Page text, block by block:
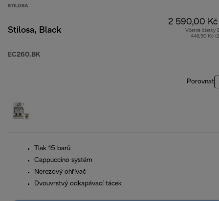
STILOSA
Stilosa, Black
EC260.BK
2 590,00 Kč
Včetně částky
449,50 Kč
Porovnat
Tlak 15 barů
Cappuccino systém
Nerezový ohřívač
Dvouvrstvý odkapávací tácek